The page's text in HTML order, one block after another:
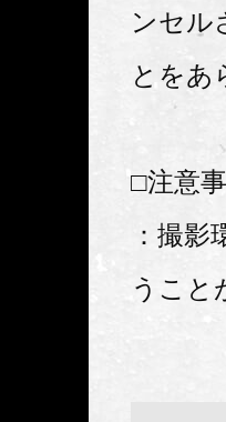
ンセル
とをあ
□注意
：撮
うこと